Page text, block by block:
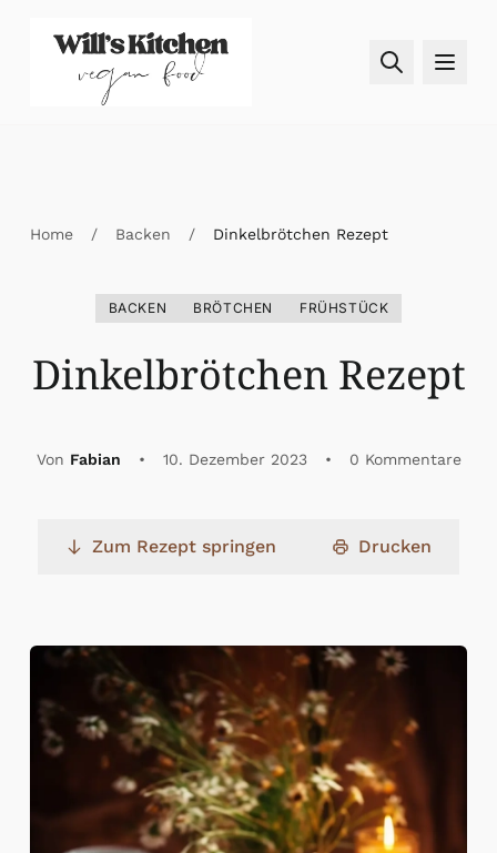
Home / Backen / Dinkelbrötchen Rezept
BACKEN BRÖTCHEN FRÜHSTÜCK
Dinkelbrötchen Rezept
Von Fabian • 10. Dezember 2023 • 0 Kommentare
Zum Rezept springen Drucken